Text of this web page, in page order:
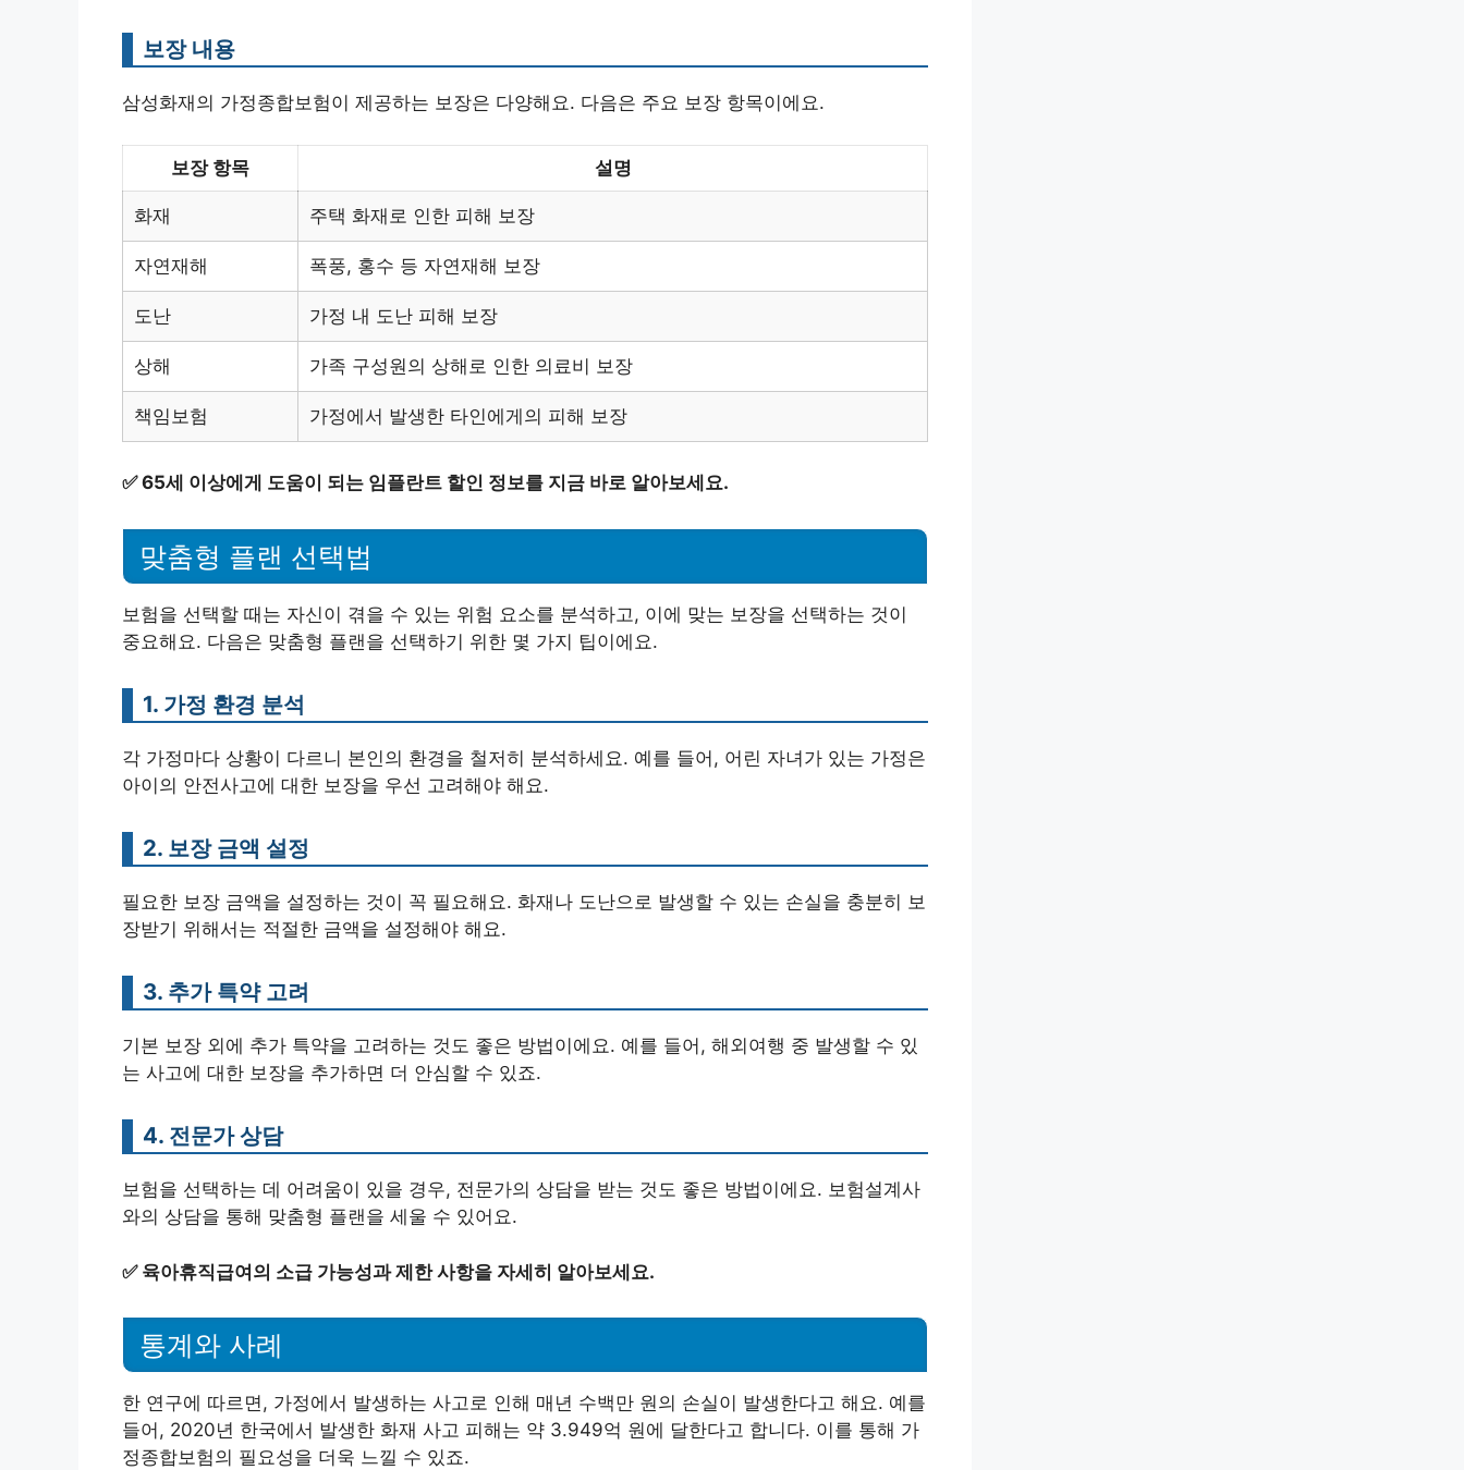
보장 내용
삼성화재의 가정종합보험이 제공하는 보장은 다양해요. 다음은 주요 보장 항목이에요.
보장 항목 설명
화재 주택 화재로 인한 피해 보장
자연재해 폭풍, 홍수 등 자연재해 보장
도난 가정 내 도난 피해 보장
상해 가족 구성원의 상해로 인한 의료비 보장
책임보험 가정에서 발생한 타인에게의 피해 보장
✅65세 이상에게 도움이 되는 임플란트 할인 정보를 지금 바로 알아보세요.
맞춤형 플랜 선택법
보험을 선택할 때는 자신이 겪을 수 있는 위험 요소를 분석하고, 이에 맞는 보장을 선택하는 것이
중요해요. 다음은 맞춤형 플랜을 선택하기 위한 몇 가지 팁이에요.
1. 가정 환경 분석
각 가정마다 상황이 다르니 본인의 환경을 철저히 분석하세요. 예를 들어, 어린 자녀가 있는 가정은
아이의 안전사고에 대한 보장을 우선 고려해야 해요.
2. 보장 금액 설정
필요한 보장 금액을 설정하는 것이 꼭 필요해요. 화재나 도난으로 발생할 수 있는 손실을 충분히 보
장받기 위해서는 적절한 금액을 설정해야 해요.
3. 추가 특약 고려
기본 보장 외에 추가 특약을 고려하는 것도 좋은 방법이에요. 예를 들어, 해외여행 중 발생할 수 있
는 사고에 대한 보장을 추가하면 더 안심할 수 있죠.
4. 전문가 상담
보험을 선택하는 데 어려움이 있을 경우, 전문가의 상담을 받는 것도 좋은 방법이에요. 보험설계사
와의 상담을 통해 맞춤형 플랜을 세울 수 있어요.
✅ 육아휴직급여의 소급 가능성과 제한 사항을 자세히 알아보세요.
통계와 사례
한 연구에 따르면, 가정에서 발생하는 사고로 인해 매년 수백만 원의 손실이 발생한다고 해요. 예를
들어, 2020년 한국에서 발생한 화재 사고 피해는 약 3.949억 원에 달한다고 합니다. 이를 통해 가
정종합보험의 필요성을 더욱 느낄 수 있죠.